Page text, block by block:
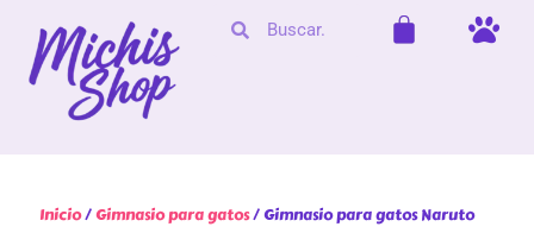
Inicio/Gimnasio para gatos/ Gimnasio para gatos Naruto